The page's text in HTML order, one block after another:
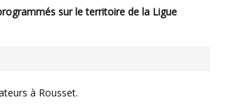
à Rousset.